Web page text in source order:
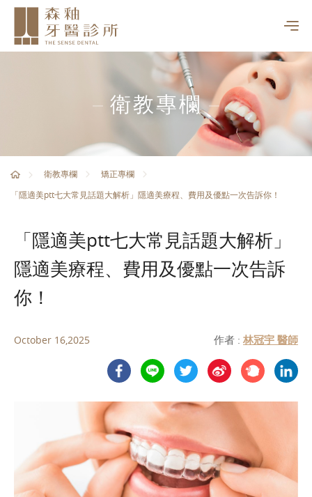
衛教專欄
衛教專欄
矯正專欄
「隱適美ptt七大常見話題大解析」隱適美療程、費用及優點一次告訴你！
「隱適美ptt七大常見話題大解析」
隱適美療程、費用及優點一次告訴
你！
October 16,2025 作者 : 林冠宇 醫師